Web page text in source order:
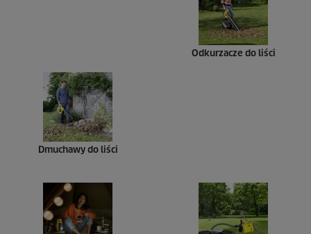
Odkurzacze do liści
Dmuchawy do liści